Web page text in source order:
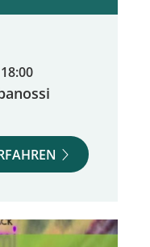
18:00